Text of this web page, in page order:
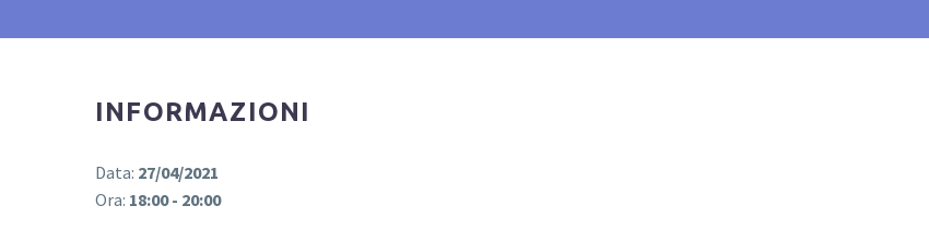
INFORMAZIONI
Data: 27/04/2021
Ora: 18:00 - 20:00